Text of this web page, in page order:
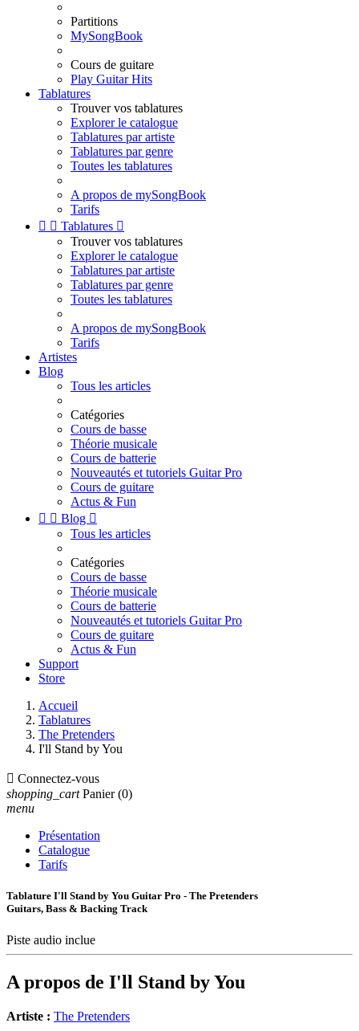
Partitions
MySongBook
Cours de guitare
Play Guitar Hits
Tablatures
Trouver vos tablatures
Explorer le catalogue
Tablatures par artiste
Tablatures par genre
Toutes les tablatures
A propos de mySongBook
Tarifs
  Tablatures 
Trouver vos tablatures
Explorer le catalogue
Tablatures par artiste
Tablatures par genre
Toutes les tablatures
A propos de mySongBook
Tarifs
Artistes
Blog
Tous les articles
Catégories
Cours de basse
Théorie musicale
Cours de batterie
Nouveautés et tutoriels Guitar Pro
Cours de guitare
Actus & Fun
  Blog 
Tous les articles
Catégories
Cours de basse
Théorie musicale
Cours de batterie
Nouveautés et tutoriels Guitar Pro
Cours de guitare
Actus & Fun
Support
Store
Accueil
Tablatures
The Pretenders
I'll Stand by You
 Connectez-vous
shopping_cart Panier (0)
menu
Présentation
Catalogue
Tarifs
Tablature I'll Stand by You Guitar Pro - The Pretenders
Guitars, Bass & Backing Track
Piste audio inclue
A propos de I'll Stand by You
Artiste : The Pretenders